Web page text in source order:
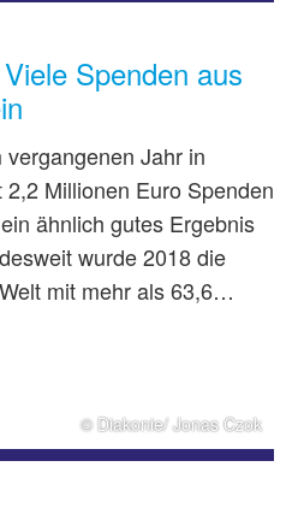
Spenden aus
Jahr in
Millionen Euro Spenden
ähnlich gutes Ergebnis
wurde 2018 die
mit mehr als 63,6…
© Diakonie/ Jonas Czok